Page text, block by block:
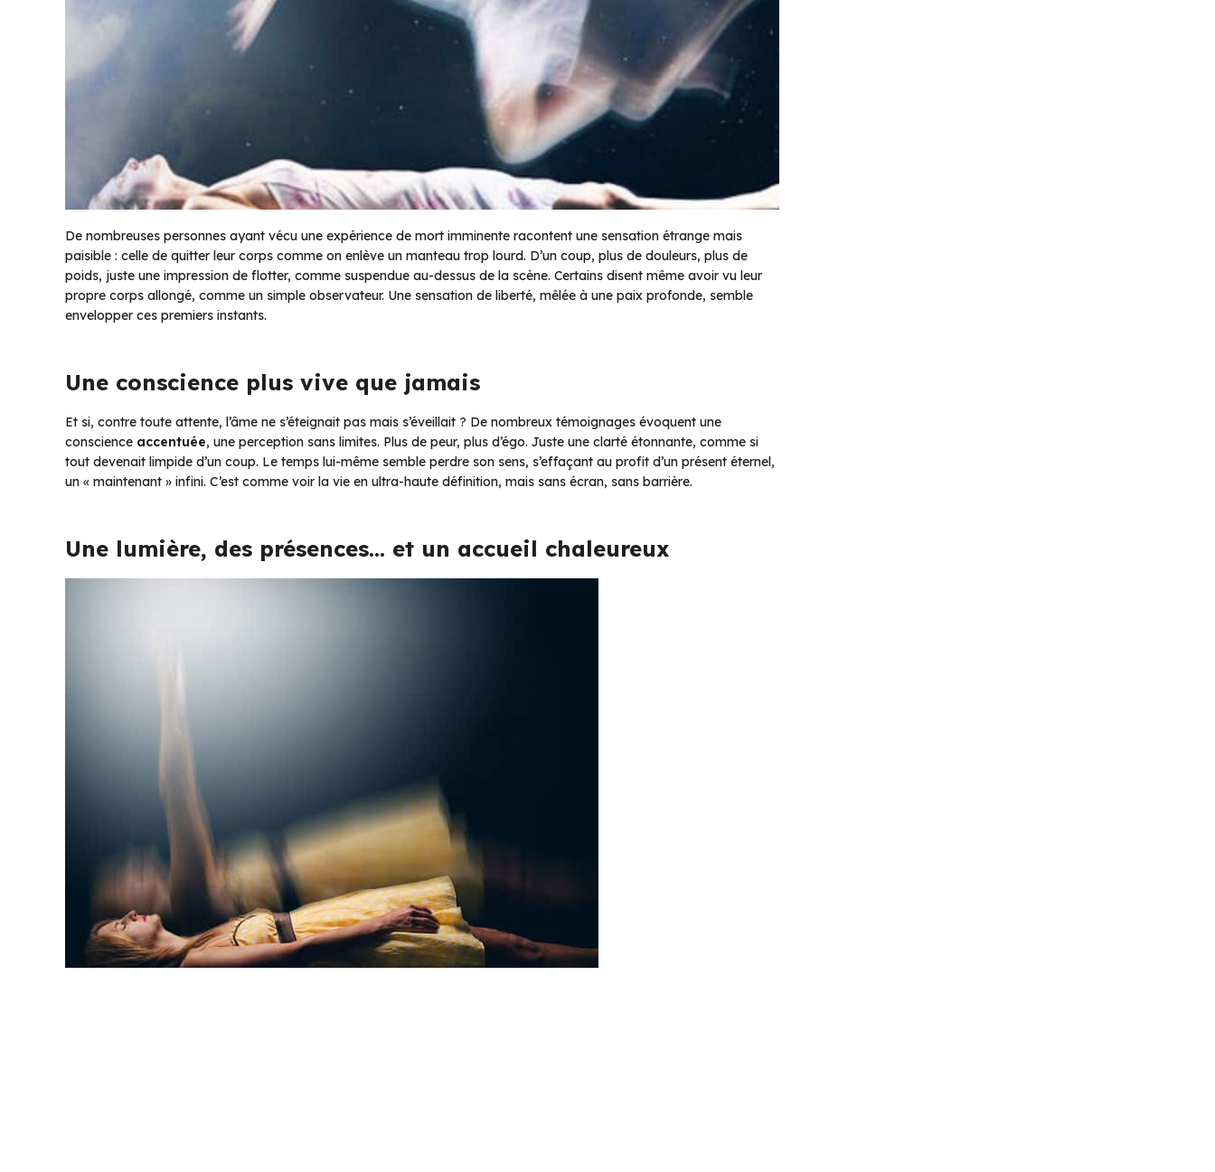
De nombreuses personnes ayant vécu une expérience de mort imminente racontent une sensation étrange mais
paisible : celle de quitter leur corps comme on enlève un manteau trop lourd. D’un coup, plus de douleurs, plus de
poids, juste une impression de flotter, comme suspendue au-dessus de la scène. Certains disent même avoir vu leur
propre corps allongé, comme un simple observateur. Une sensation de liberté, mêlée à une paix profonde, semble
envelopper ces premiers instants.
Une conscience plus vive que jamais
Et si, contre toute attente, l’âme ne s’éteignait pas mais s’éveillait ? De nombreux témoignages évoquent une
conscience accentuée, une perception sans limites. Plus de peur, plus d’égo. Juste une clarté étonnante, comme si
tout devenait limpide d’un coup. Le temps lui-même semble perdre son sens, s’effaçant au profit d’un présent éternel,
un « maintenant » infini. C’est comme voir la vie en ultra-haute définition, mais sans écran, sans barrière.
Une lumière, des présences… et un accueil chaleureux